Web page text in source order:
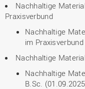
Nachhaltige
Praxisverbund
Nachhaltige
im
Nachhaltige
Nachhaltige
B.Sc.